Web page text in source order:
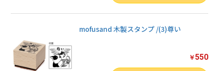
mofusand 木製スタンプ /(3)尊い
￥550